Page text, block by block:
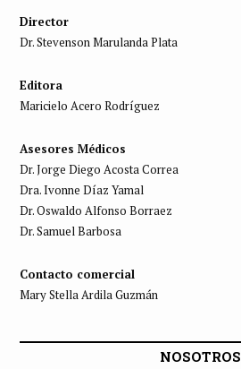
Director
Dr. Stevenson Marulanda Plata
Editora
Maricielo Acero Rodríguez
Asesores Médicos
Dr. Jorge Diego Acosta Correa
Dra. Ivonne Díaz Yamal
Dr. Oswaldo Alfonso Borraez
Dr. Samuel Barbosa
Contacto comercial
Mary Stella Ardila Guzmán
NOSOTROS